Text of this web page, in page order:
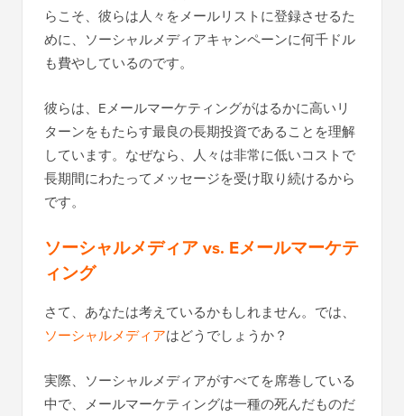
らこそ、彼らは人々をメールリストに登録させるた
めに、ソーシャルメディアキャンペーンに何千ドル
も費やしているのです。
彼らは、Eメールマーケティングがはるかに高いリ
ターンをもたらす最良の長期投資であることを理解
しています。なぜなら、人々は非常に低いコストで
長期間にわたってメッセージを受け取り続けるから
です。
ソーシャルメディア vs. Eメールマーケテ
ィング
さて、あなたは考えているかもしれません。では、
ソーシャルメディアはどうでしょうか？
実際、ソーシャルメディアがすべてを席巻している
中で、メールマーケティングは一種の死んだものだ